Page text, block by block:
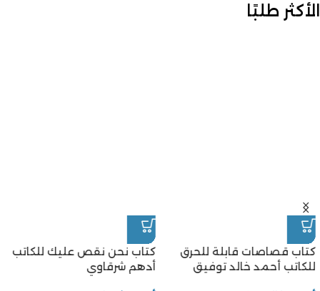
الأكثر طلبًا
كتاب قصاصات قابلة للحرق
للكاتب أحمد خالد توفيق
كتاب نحن نقص عليك للكاتب
أدهم شرقاوي